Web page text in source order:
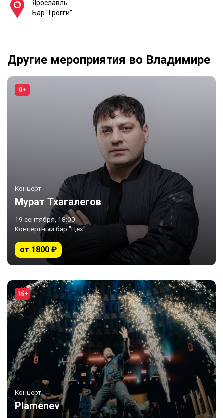
Ярославль
Бар "Грогги"
Другие мероприятия во Владимире
0+
Концерт
Мурат Тхагалегов
19 сентября, 18:00
Концертный бар "Цех"
от 1800 ₽
16+
Концерт
Plamenev